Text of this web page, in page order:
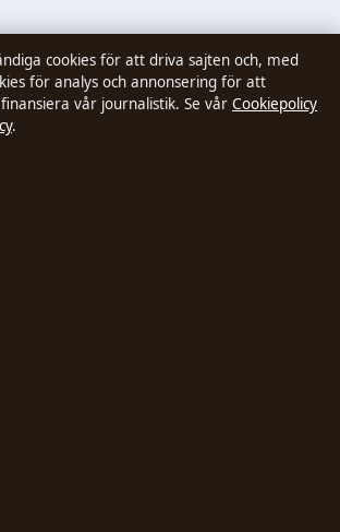
cookies för att driva sajten och, med
för analys och annonsering för att
vår journalistik. Se vår Cookiepolicy
.